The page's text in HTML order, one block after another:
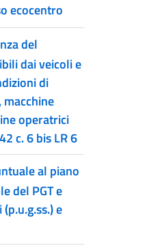
ecocentro
del
dai veicoli e
di
macchine
operatrici
c. 6 bis LR 6
al piano
del PGT e
e